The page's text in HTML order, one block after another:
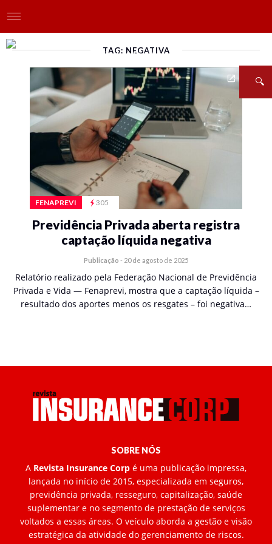
TAG: NEGATIVA
FENAPREVI 305
Previdência Privada aberta registra
captação líquida negativa
Publicação - 20 de agosto de 2025
Relatório realizado pela Federação Nacional de Previdência
Privada e Vida — Fenaprevi, mostra que a captação líquida –
resultado dos aportes menos os resgates – foi negativa…
SOBRE NÓS
A Revista Insurance Corp é uma publicação impressa,
lançada no início de 2015, especializada em seguros,
previdência privada, resseguro, capitalização, saúde
suplementar e no segmento de prestação de serviços
voltados a essas áreas. O veículo aborda a gestão e visão
estratégica da atividade do gerenciamento de riscos.